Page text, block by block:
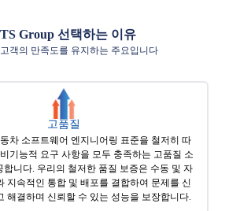
Group 선택하는 이유
객의 만족도를 유지하는 주요입니다
고품질
차 소프트웨어 엔지니어링 표준을 철저히 따
기능적 요구 사항을 모두 충족하는 고품질 소
합니다. 우리의 철저한 품질 보증은 수동 및 자
지속적인 통합 및 배포를 결합하여 문제를 신
해결하며 신뢰할 수 있는 성능을 보장합니다.